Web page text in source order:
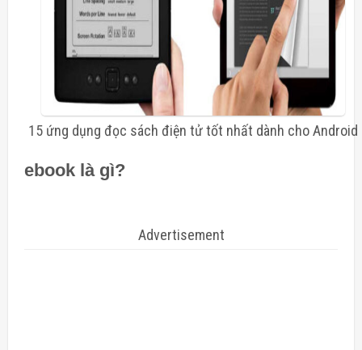
15 ứng dụng đọc sách điện tử tốt nhất dành cho Android
ebook là gì?
Advertisement